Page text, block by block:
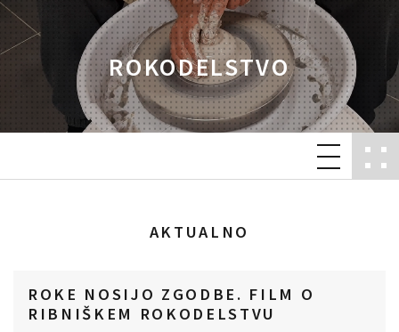
ROKODELSTVO
AKTUALNO
NOVO: NAJEM STROJA ZA 3D TISK
ALI LASERSKO GRAVIRANJE